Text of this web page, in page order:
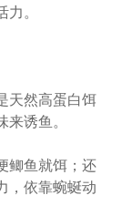
。
天然高蛋白饵
诱鱼。
鲫鱼就饵；还
，依靠蜿蜒动